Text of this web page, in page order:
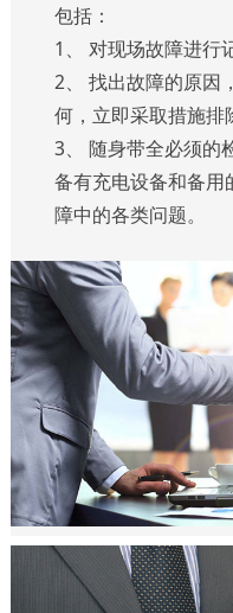
包括：
1、 对现场故障进行
2、 找出故障的原因
何，立即采取措施排
3、 随身带全必须的
备有充电设备和备用
障中的各类问题。